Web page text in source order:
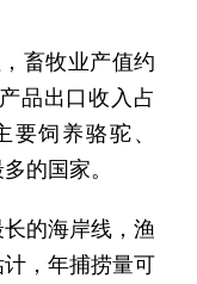
畜牧业产值约
品出口收入占
饲养骆驼、
的国家。
的海岸线，渔
，年捕捞量可